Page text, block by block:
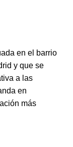
en el barrio
y que se
a las
en
más